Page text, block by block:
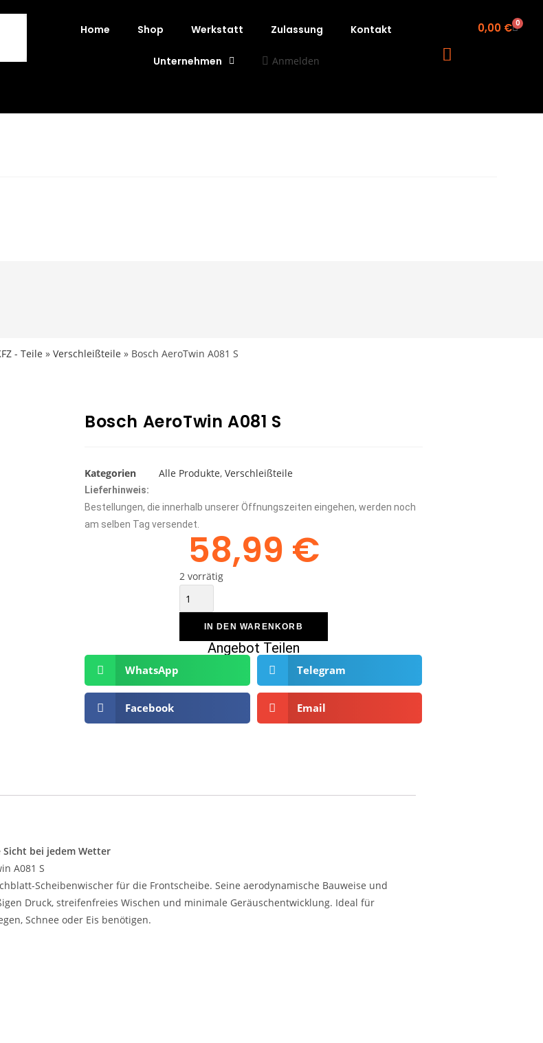
Home Shop Werkstatt Zulassung Kontakt
Unternehmen Anmelden
0,00 € 0
- Teile » Verschleißteile »Bosch AeroTwin A081 S
Bosch AeroTwin A081 S
Kategorien Alle Produkte,Verschleißteile
Lieferhinweis:
Bestellungen, die innerhalb unserer Öffnungszeiten eingehen, werden noch
am selben Tag versendet.
58,99 €
2 vorrätig
IN DEN WARENKORB
Angebot Teilen
WhatsApp Telegram
Facebook Email
Sicht bei jedem Wetter
A081 S
Scheibenwischer für die Frontscheibe. Seine aerodynamische Bauweise und
Druck, streifenfreies Wischen und minimale Geräuschentwicklung. Ideal für
Schnee oder Eis benötigen.